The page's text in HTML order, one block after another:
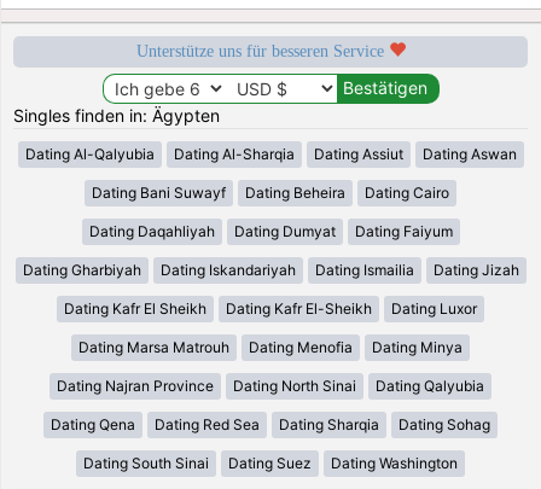
Unterstütze uns für besseren Service
Singles finden in: Ägypten
Dating Al-Qalyubia Dating Al-Sharqia Dating Assiut Dating Aswan
Dating Bani Suwayf Dating Beheira Dating Cairo
Dating Daqahliyah Dating Dumyat Dating Faiyum
Dating Gharbiyah Dating Iskandariyah Dating Ismailia Dating Jizah
Dating Kafr El Sheikh Dating Kafr El-Sheikh Dating Luxor
Dating Marsa Matrouh Dating Menofia Dating Minya
Dating Najran Province Dating North Sinai Dating Qalyubia
Dating Qena Dating Red Sea Dating Sharqia Dating Sohag
Dating South Sinai Dating Suez Dating Washington